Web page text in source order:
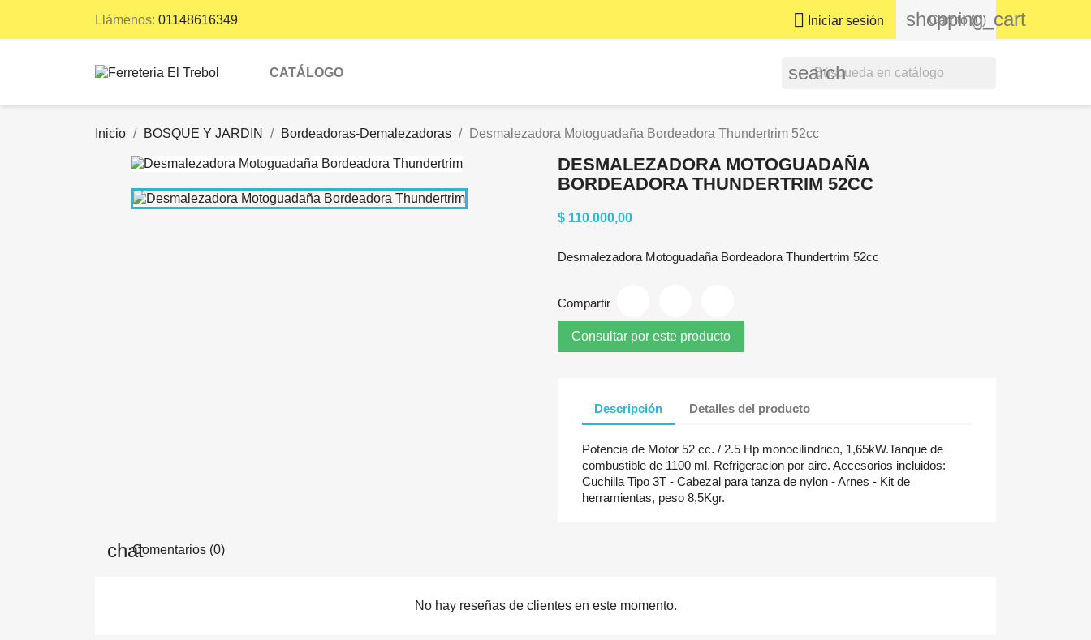
Llámenos: 01148616349  Iniciar sesión shopping_cart
Carrito (0)
CATÁLOGO search
Inicio BOSQUE Y JARDIN Bordeadoras-Demalezadoras Desmalezadora Motoguadaña Bordeadora Thundertrim 52cc
DESMALEZADORA MOTOGUADAÑA
BORDEADORA THUNDERTRIM 52CC
$ 110.000,00
Desmalezadora Motoguadaña Bordeadora Thundertrim 52cc
Compartir
Consultar por este producto
Descripción Detalles del producto
Potencia de Motor 52 cc. / 2.5 Hp monocilíndrico, 1,65kW.Tanque de
combustible de 1100 ml. Refrigeracion por aire. Accesorios incluidos:
Cuchilla Tipo 3T - Cabezal para tanza de nylon - Arnes - Kit de
herramientas, peso 8,5Kgr.
Comentarios (0)
No hay reseñas de clientes en este momento.